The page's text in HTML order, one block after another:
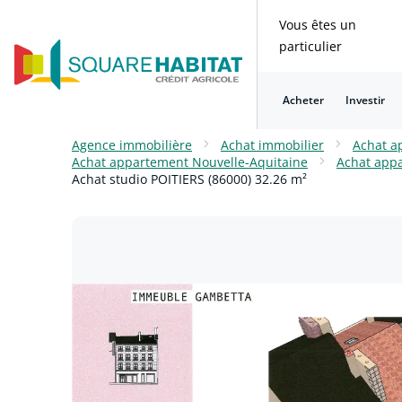
Vous êtes un
particulier
Acheter Investir
Agence immobilière Achat immobilier
Achat
Achat appartement Nouvelle-Aquitaine
Achat
Achat studio POITIERS (86000) 32.26 m²